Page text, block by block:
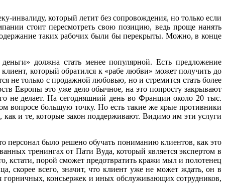
инвалиду, который летит без сопровождения, но только если
стоит пересмотреть свою позицию, ведь проще нанять
таких рабочих были бы перекрыты. Можно, в конце
должна стать менее популярной. Есть предложение
который обратился к «рабе любви» может получить до
не только с продажной любовью, но и стремится стать более
Европы это уже дело обычное, на это попросту закрывают
не делает. На сегодняшний день во Франции около 20 тыс.
вопросе большую точку. Но есть такие же ярые противники
и те, которые закон поддерживают. Видимо им эти услуги
персонал было решено обучать пониманию клиентов, как это
тренингах от Пати Вуда, который является экспертом в
кстати, порой сможет предотвратить кражи мыл и полотенец
скорее всего, значит, что клиент уже не может ждать, он в
горничных, консьержек и иных обслуживающих сотрудников,